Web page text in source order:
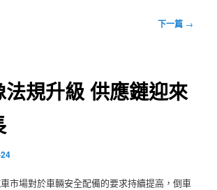
下一篇 →
規升級 供應鏈迎來
市場對於車輛安全配備的要求持續提高，倒車